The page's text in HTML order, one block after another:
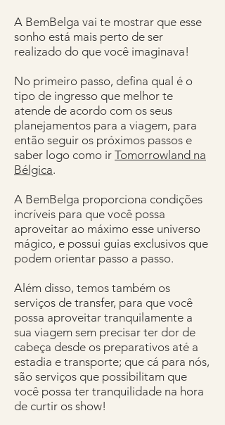
A BemBelga vai te mostrar que esse
sonho está mais perto de ser
realizado do que você imaginava!
No primeiro passo, defina qual é o
tipo de ingresso que melhor te
atende de acordo com os seus
planejamentos para a viagem, para
então seguir os próximos passos e
saber logo como ir Tomorrowland na
Bélgica.
A BemBelga proporciona condições
incríveis para que você possa
aproveitar ao máximo esse universo
mágico, e possui guias exclusivos que
podem orientar passo a passo.
Além disso, temos também os
serviços de transfer, para que você
possa aproveitar tranquilamente a
sua viagem sem precisar ter dor de
cabeça desde os preparativos até a
estadia e transporte; que cá para nós,
são serviços que possibilitam que
você possa ter tranquilidade na hora
de curtir os show!